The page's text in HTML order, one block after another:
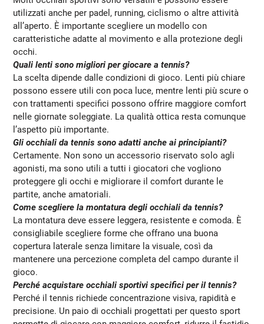
utilizzati anche per padel, running, ciclismo o altre attività
all’aperto. È importante scegliere un modello con
caratteristiche adatte al movimento e alla protezione degli
occhi.
Quali lenti sono migliori per giocare a tennis?
La scelta dipende dalle condizioni di gioco. Lenti più chiare
possono essere utili con poca luce, mentre lenti più scure o
con trattamenti specifici possono offrire maggiore comfort
nelle giornate soleggiate. La qualità ottica resta comunque
l’aspetto più importante.
Gli occhiali da tennis sono adatti anche ai principianti?
Certamente. Non sono un accessorio riservato solo agli
agonisti, ma sono utili a tutti i giocatori che vogliono
proteggere gli occhi e migliorare il comfort durante le
partite, anche amatoriali.
Come scegliere la montatura degli occhiali da tennis?
La montatura deve essere leggera, resistente e comoda. È
consigliabile scegliere forme che offrano una buona
copertura laterale senza limitare la visuale, così da
mantenere una percezione completa del campo durante il
gioco.
Perché acquistare occhiali sportivi specifici per il tennis?
Perché il tennis richiede concentrazione visiva, rapidità e
precisione. Un paio di occhiali progettati per questo sport